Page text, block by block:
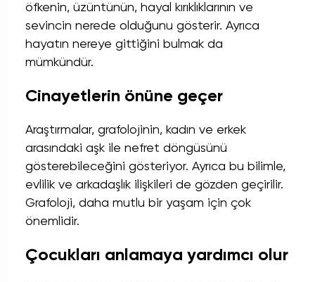
öfkenin, üzüntünün, hayal kırıklıklarının ve
sevincin nerede olduğunu gösterir. Ayrıca
hayatın nereye gittiğini bulmak da
mümkündür.
Cinayetlerin önüne geçer
Araştırmalar, grafolojinin, kadın ve erkek
arasındaki aşk ile nefret döngüsünü
gösterebileceğini gösteriyor. Ayrıca bu bilimle,
evlilik ve arkadaşlık ilişkileri de gözden geçirilir.
Grafoloji, daha mutlu bir yaşam için çok
önemlidir.
Çocukları anlamaya yardımcı olur